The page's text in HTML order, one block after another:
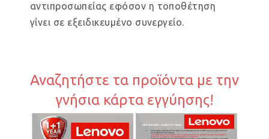
αντιπροσωπείας εφόσον η τοποθέτηση
γίνει σε εξειδικευμένο συνεργείο.
Αναζητήστε τα προϊόντα με την
γνήσια κάρτα εγγύησης!